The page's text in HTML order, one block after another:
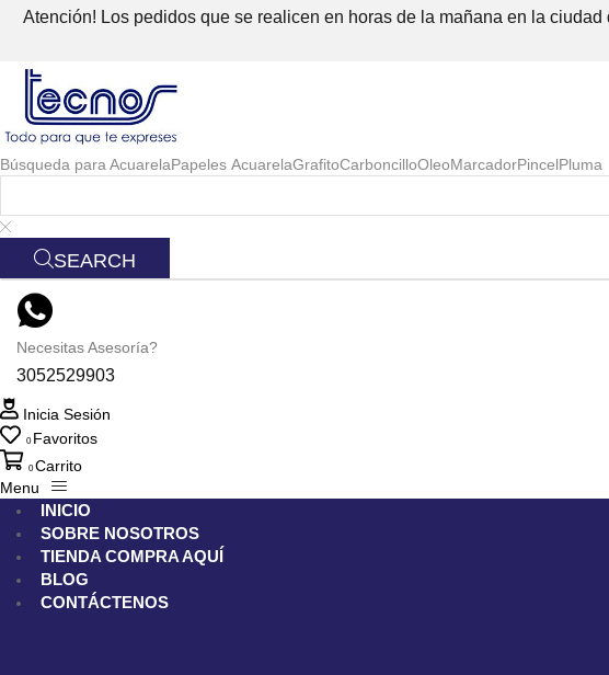
Atención! Los pedidos que se realicen en horas de la mañana en la
Búsqueda para AcuarelaPapeles AcuarelaGrafitoCarboncilloOleoMarcadorPincelPluma
SEARCH
Necesitas Asesoría?
3052529903
Inicia Sesión
0 Favoritos
0Carrito
Menu
INICIO
SOBRE NOSOTROS
TIENDA COMPRA AQUÍ
BLOG
CONTÁCTENOS